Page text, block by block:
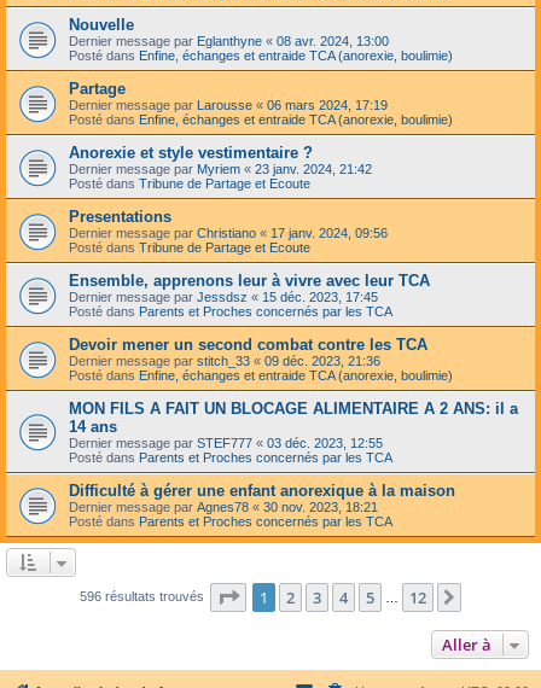
Nouvelle
Dernier message par Eglanthyne « 08 avr. 2024, 13:00
Posté dans Enfine, échanges et entraide TCA (anorexie, boulimie)
Partage
Dernier message par Larousse « 06 mars 2024, 17:19
Posté dans Enfine, échanges et entraide TCA (anorexie, boulimie)
Anorexie et style vestimentaire ?
Dernier message par Myriem « 23 janv. 2024, 21:42
Posté dans Tribune de Partage et Ecoute
Presentations
Dernier message par Christiano « 17 janv. 2024, 09:56
Posté dans Tribune de Partage et Ecoute
Ensemble, apprenons leur à vivre avec leur TCA
Dernier message par Jessdsz « 15 déc. 2023, 17:45
Posté dans Parents et Proches concernés par les TCA
Devoir mener un second combat contre les TCA
Dernier message par stitch_33 « 09 déc. 2023, 21:36
Posté dans Enfine, échanges et entraide TCA (anorexie, boulimie)
MON FILS A FAIT UN BLOCAGE ALIMENTAIRE A 2 ANS: il a
14 ans
Dernier message par STEF777 « 03 déc. 2023, 12:55
Posté dans Parents et Proches concernés par les TCA
Difficulté à gérer une enfant anorexique à la maison
Dernier message par Agnes78 « 30 nov. 2023, 18:21
Posté dans Parents et Proches concernés par les TCA
596 résultats trouvés Page 1sur12
1 2 3 4 5 12
Aller à